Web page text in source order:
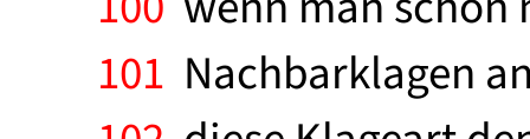
101 Nachbarklagen